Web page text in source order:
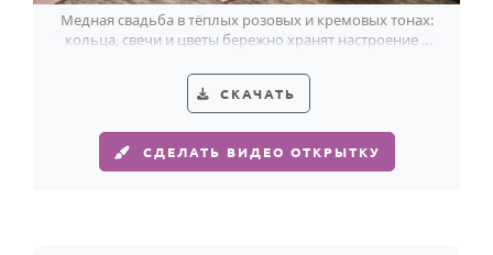
Медная свадьба в тёплых розовых и кремовых тонах:
кольца, свечи и цветы бережно хранят настроение 7
СКАЧАТЬ
СДЕЛАТЬ ВИДЕО ОТКРЫТКУ